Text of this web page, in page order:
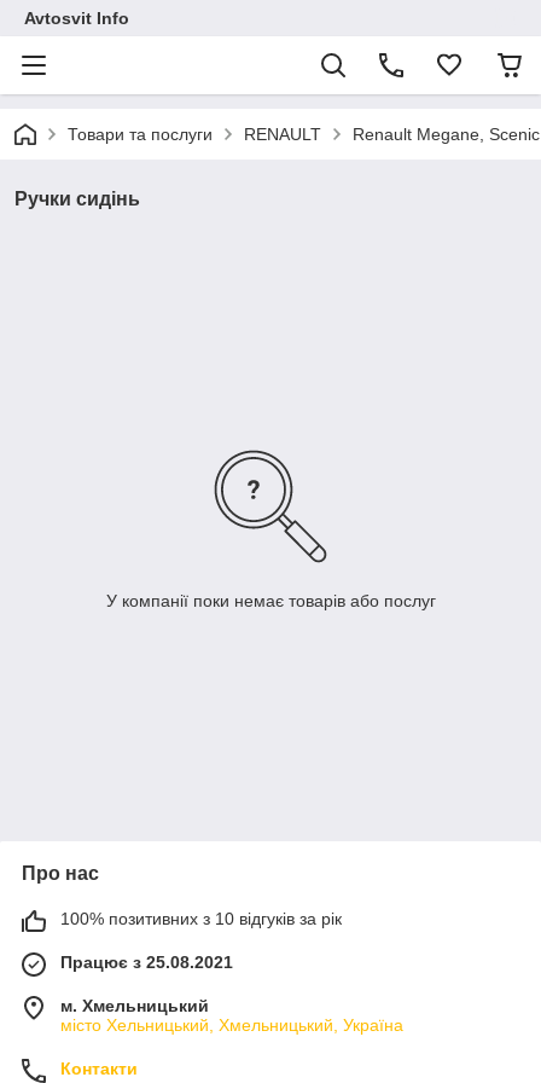
Avtosvit Info
Товари та послуги RENAULT Renault Megane, Scenic
Ручки сидінь
У компанії поки немає товарів або послуг
Про нас
100% позитивних з 10 відгуків за рік
Працює з 25.08.2021
м. Хмельницький
місто Хельницький, Хмельницький, Україна
Контакти